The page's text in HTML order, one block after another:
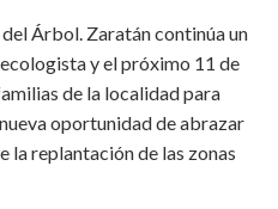
Árbol. Zaratán continúa un
y el próximo 11 de
de la localidad para
oportunidad de abrazar
la replantación de las zonas